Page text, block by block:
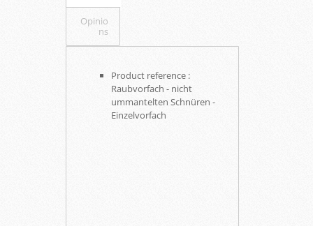
Opinio
ns
Product reference :
Raubvorfach - nicht
ummantelten Schnüren -
Einzelvorfach